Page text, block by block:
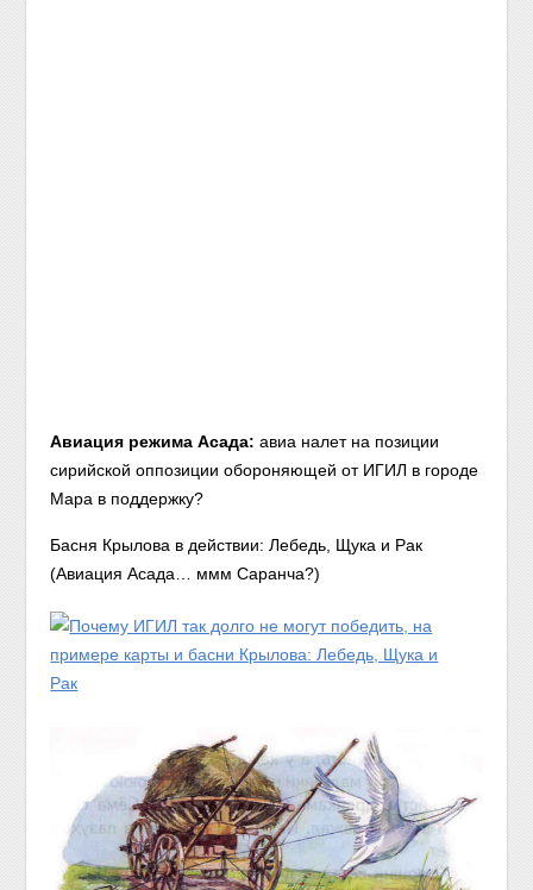
Авиация режима Асада: авиа налет на позиции
сирийской оппозиции обороняющей от ИГИЛ в городе
Мара в поддержку?
Басня Крылова в действии: Лебедь, Щука и Рак
(Авиация Асада… ммм Саранча?)